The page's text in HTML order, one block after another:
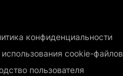
конфиденциальности
использования cookie-файлов
пользователя